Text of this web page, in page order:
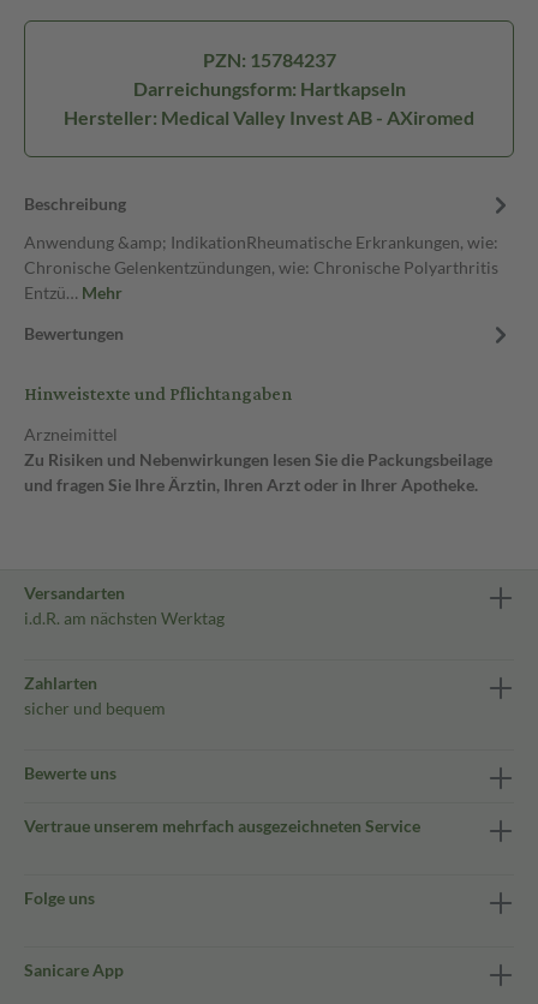
PZN: 15784237
Darreichungsform: Hartkapseln
Hersteller: Medical Valley Invest AB - AXiromed
Beschreibung
Anwendung &amp; IndikationRheumatische Erkrankungen, wie:
Chronische Gelenkentzündungen, wie: Chronische Polyarthritis
Entzü… Mehr
Bewertungen
Hinweistexte und Pflichtangaben
Arzneimittel
Zu Risiken und Nebenwirkungen lesen Sie die Packungsbeilage
und fragen Sie Ihre Ärztin, Ihren Arzt oder in Ihrer Apotheke.
Versandarten
i.d.R. am nächsten Werktag
Zahlarten
sicher und bequem
Bewerte uns
Vertraue unserem mehrfach ausgezeichneten Service
Folge uns
Sanicare App